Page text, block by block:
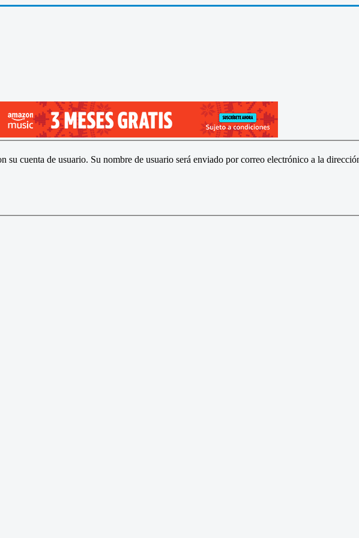
cuenta de usuario. Su nombre de usuario será enviado por correo electrónico a la